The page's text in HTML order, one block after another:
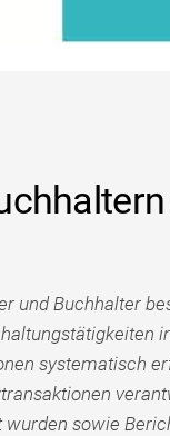
und Buchhalter
systematisch
sowie